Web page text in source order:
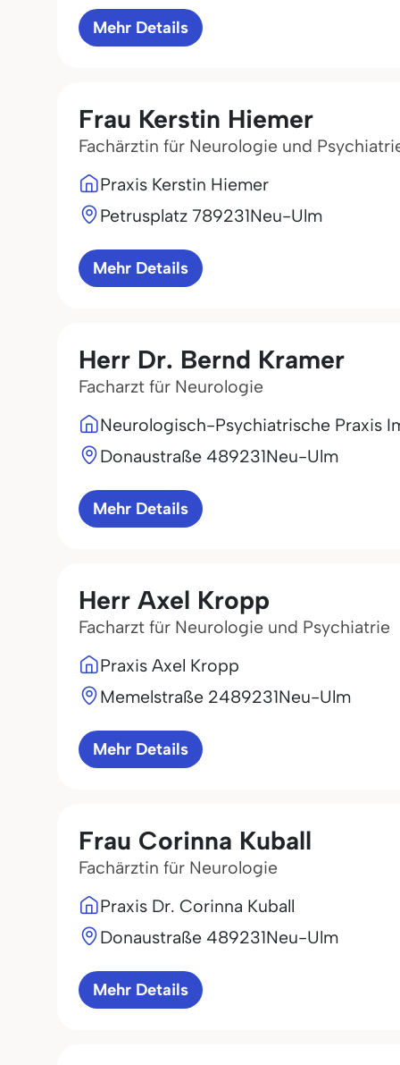
Mehr Details
Frau Kerstin Hiemer
Fachärztin für Neurologie und
Praxis Kerstin Hiemer
Petrusplatz 789231Neu-Ulm
Mehr Details
Herr Dr. Bernd Kramer
Facharzt für Neurologie
Neurologisch-Psychiatrische Praxis
Donaustraße 489231Neu-Ulm
Mehr Details
Herr Axel Kropp
Facharzt für Neurologie und Psychiatrie
Praxis Axel Kropp
Memelstraße 2489231Neu-Ulm
Mehr Details
Frau Corinna Kuball
Fachärztin für Neurologie
Praxis Dr. Corinna Kuball
Donaustraße 489231Neu-Ulm
Mehr Details